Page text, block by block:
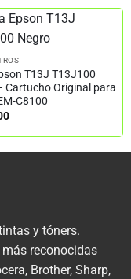
T13J T13J100
Cartucho Original para
C8100
y tóners.
reconocidas
Brother, Sharp,